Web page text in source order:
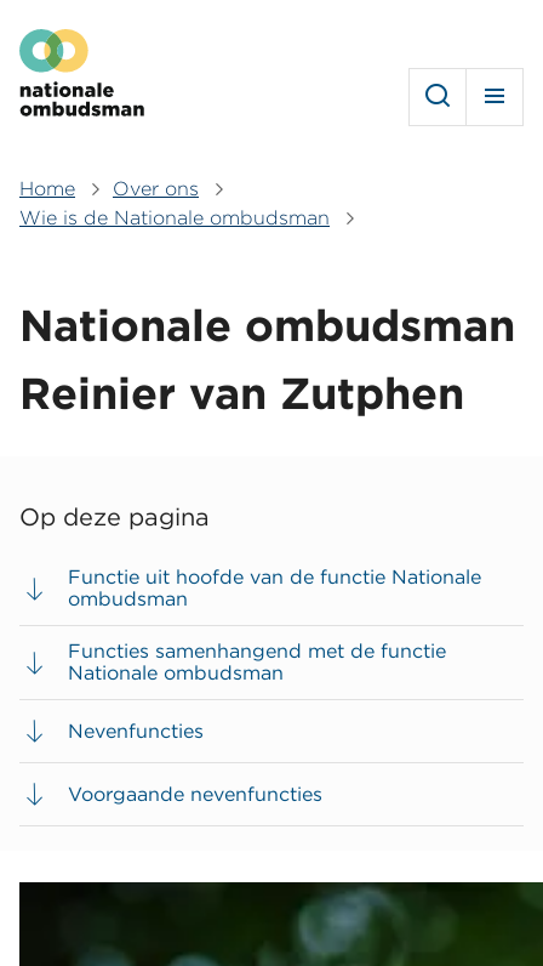
en
naar
de
gaan
Hoofdmenu
Kruimelpad
Home
Over ons
Wie is de Nationale ombudsman
Nationale ombudsman
Reinier van Zutphen
Op deze pagina
Functie uit hoofde van de functie Nationale
ombudsman
Functies samenhangend met de functie
Nationale ombudsman
Nevenfuncties
Voorgaande nevenfuncties